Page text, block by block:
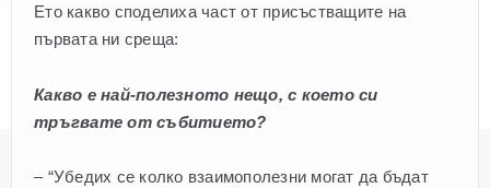
Ето какво споделиха част от присъстващите на
първата ни среща:
Какво е най-полезното нещо, с което си
тръгвате от събитието?
– “Убедих се колко взаимополезни могат да бъдат